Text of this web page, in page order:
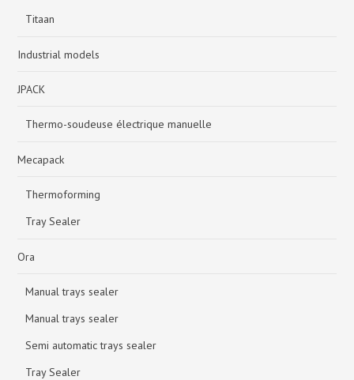
Titaan
Industrial models
JPACK
Thermo-soudeuse électrique manuelle
Mecapack
Thermoforming
Tray Sealer
Ora
Manual trays sealer
Manual trays sealer
Semi automatic trays sealer
Tray Sealer